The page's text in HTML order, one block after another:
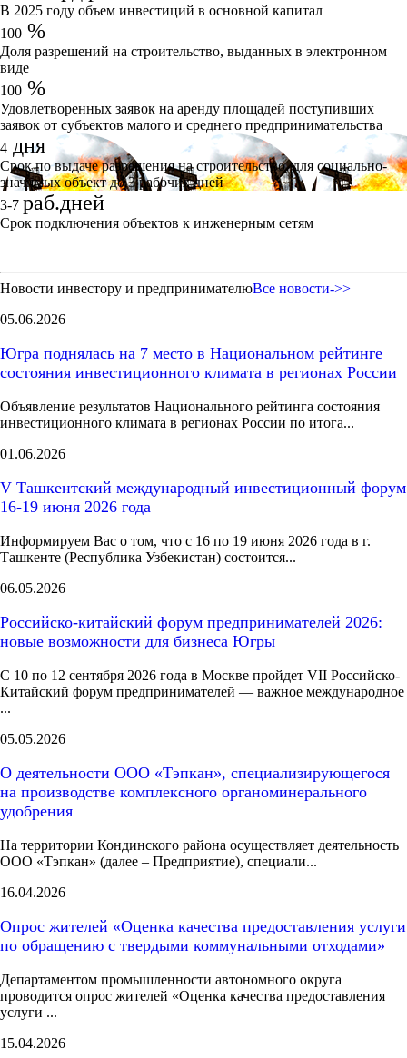
В 2025 году объем инвестиций в основной капитал
100 %
Доля разрешений на строительство, выданных в электронном
виде
100 %
Удовлетворенных заявок на аренду площадей поступивших
заявок от субъектов малого и среднего предпринимательства
4 дня
Срок по выдаче разрешения на строительство, для социально-
значимых объект до 3 рабочих дней
3-7 раб.дней
Срок подключения объектов к инженерным сетям
Новости инвестору и предпринимателюВсе новости->>
05.06.2026
Югра поднялась на 7 место в Национальном рейтинге
состояния инвестиционного климата в регионах России
Объявление результатов Национального рейтинга состояния
инвестиционного климата в регионах России по итога...
01.06.2026
V Ташкентский международный инвестиционный форум
16-19 июня 2026 года
Информируем Вас о том, что с 16 по 19 июня 2026 года в г.
Ташкенте (Республика Узбекистан) состоится...
06.05.2026
Российско-китайский форум предпринимателей 2026:
новые возможности для бизнеса Югры
С 10 по 12 сентября 2026 года в Москве пройдет VII Российско-
Китайский форум предпринимателей — важное международное
...
05.05.2026
О деятельности ООО «Тэпкан», специализирующегося
на производстве комплексного органоминерального
удобрения
На территории Кондинского района осуществляет деятельность
ООО «Тэпкан» (далее – Предприятие), специали...
16.04.2026
Опрос жителей «Оценка качества предоставления услуги
по обращению с твердыми коммунальными отходами»
Департаментом промышленности автономного округа
проводится опрос жителей «Оценка качества предоставления
услуги ...
15.04.2026